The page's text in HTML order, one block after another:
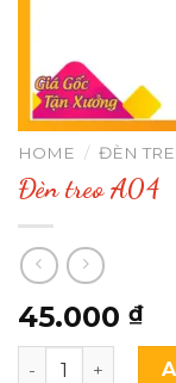
HOME / ĐÈN TRE
Đèn treo A04
45.000 ₫
Đèn treo A04